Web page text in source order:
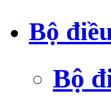
Bộ
Bộ